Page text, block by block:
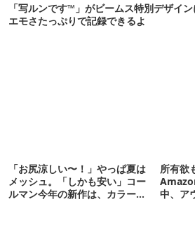
「写ルンです™」がビームス特別デザイ
エモさたっぷりで記録できるよ
「お尻涼しい〜！」やっぱ夏は
メッシュ。「しかも安い」コー
ルマン今年の新作は、カラーも
所有欲
中、ア